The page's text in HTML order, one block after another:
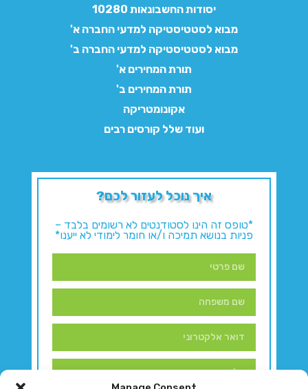
יסודות החשבונאות 10280
מבוא לסטטיסטיקה למדעי החברה א'
מבוא לסטטיסטיקה למדעי החברה ב'
תורת המחירים א'
תורת המחירים ב'
אקונומטריקה
ועוד שלל קורסים רבים
איך נוכל לעזור לכם?
*טופס זה הינו לסטודנטים לא רשומים בלבד –
פניות בנושא תמיכה ו/או חומר לימודי לא ייענו*